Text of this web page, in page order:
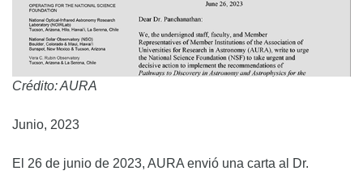
Crédito: AURA
Junio, 2023
El 26 de junio de 2023, AURA envió una carta al Dr.